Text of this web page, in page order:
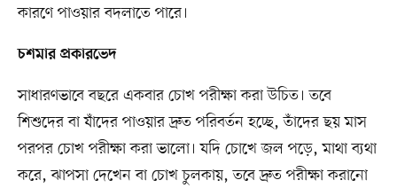
কারণে পাওয়ার বদলাতে পারে।
চশমার প্রকারভেদ
সাধারণভাবে বছরে একবার চোখ পরীক্ষা করা উচিত। তবে
শিশুদের বা যাঁদের পাওয়ার দ্রুত পরিবর্তন হচ্ছে, তাঁদের ছয় মাস
পরপর চোখ পরীক্ষা করা ভালো। যদি চোখে জল পড়ে, মাথা ব্যথা
করে, ঝাপসা দেখেন বা চোখ চুলকায়, তবে দ্রুত পরীক্ষা করানো